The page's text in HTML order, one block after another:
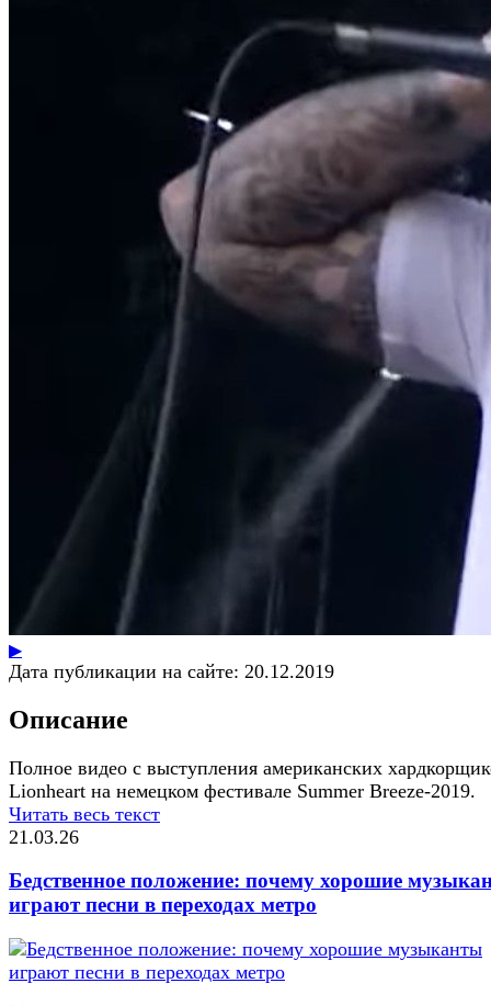
▶
Дата публикации на сайте: 20.12.2019
Описание
Полное видео с выступления американских
Lionheart на немецком фестивале Summer Breeze-2019.
Читать весь текст
21.03.26
Бедственное положение: почему хорошие
играют песни в переходах метро